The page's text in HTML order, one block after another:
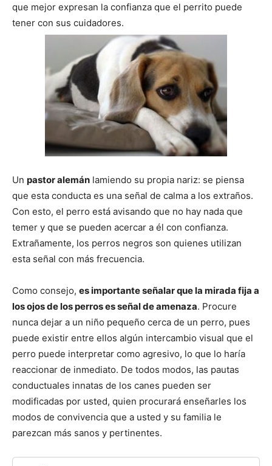
–
Fotos
de
Cachorros
que mejor expresan la confianza que el perrito puede
tener con sus cuidadores.
Un pastor alemán lamiendo su propia nariz: se piensa
que esta conducta es una señal de calma a los extraños.
Con esto, el perro está avisando que no hay nada que
temer y que se pueden acercar a él con confianza.
Extrañamente, los perros negros son quienes utilizan
esta señal con más frecuencia.
Como consejo, es importante señalar que la mirada fija a
los ojos de los perros es señal de amenaza. Procure
nunca dejar a un niño pequeño cerca de un perro, pues
puede existir entre ellos algún intercambio visual que el
perro puede interpretar como agresivo, lo que lo haría
reaccionar de inmediato. De todos modos, las pautas
conductuales innatas de los canes pueden ser
modificadas por usted, quien procurará enseñarles los
modos de convivencia que a usted y su familia le
parezcan más sanos y pertinentes.